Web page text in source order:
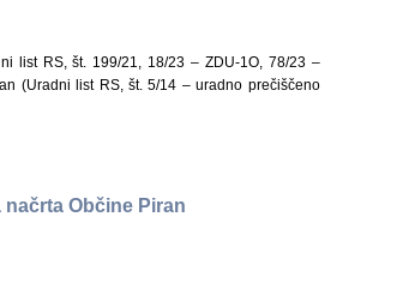
list RS, št. 199/21, 18/23 – ZDU-1O, 78/23 –
(Uradni list RS, št. 5/14 – uradno prečiščeno
Občine Piran